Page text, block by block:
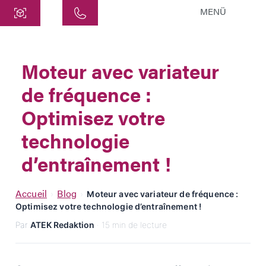
Siemensstraße 47
25462 Rellingen
info@atek.de
+49 4101 7953-0
Ouvrir le chat
Nom
Nom de l'entreprise
MENÜ
Moteur avec variateur
de fréquence :
Optimisez votre
technologie
d’entraînement !
Accueil Blog
Moteur avec variateur de fréquence :
Optimisez votre technologie d’entraînement !
Par ATEK Redaktion · 15 min de lecture